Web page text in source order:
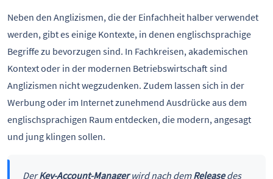
Neben den Anglizismen, die der Einfachheit halber verwendet
werden, gibt es einige Kontexte, in denen englischsprachige
Begriffe zu bevorzugen sind. In Fachkreisen, akademischen
Kontext oder in der modernen Betriebswirtschaft sind
Anglizismen nicht wegzudenken. Zudem lassen sich in der
Werbung oder im Internet zunehmend Ausdrücke aus dem
englischsprachigen Raum entdecken, die modern, angesagt
und jung klingen sollen.
DerKey-Account-Managerwird nach demReleasedes